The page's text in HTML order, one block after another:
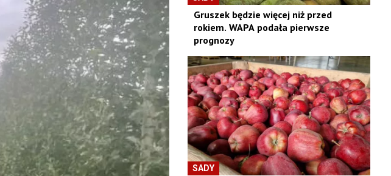
Gruszek będzie więcej niż przed
rokiem. WAPA podała pierwsze
prognozy
SADY